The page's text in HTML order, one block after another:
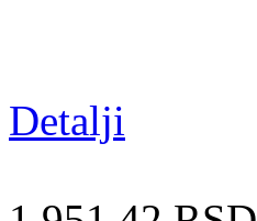
Detalji